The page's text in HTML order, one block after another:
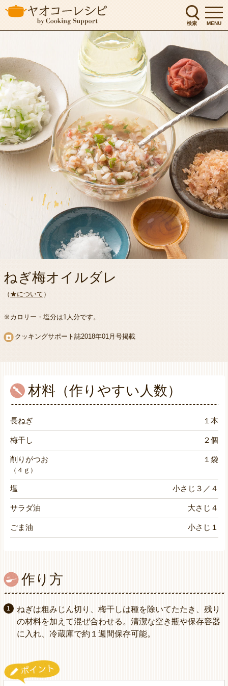
検索 MENU
ねぎ梅オイルダレ
（ ★について ）
※カロリー・塩分は1人分です。
クッキングサポート誌2018年01月号掲載
材料（作りやすい人数）
長ねぎ １本
梅干し ２個
削りがつお １袋
（４ｇ）
塩 小さじ３／４
サラダ油 大さじ４
ごま油 小さじ１
作り方
ねぎは粗みじん切り、梅干しは種を除いてたたき、残り
の材料を加えて混ぜ合わせる。清潔な空き瓶や保存容器
に入れ、冷蔵庫で約１週間保存可能。